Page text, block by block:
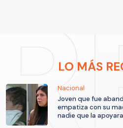
LO MÁS
Nacional
Joven que fue
empatiza con su
nadie que la